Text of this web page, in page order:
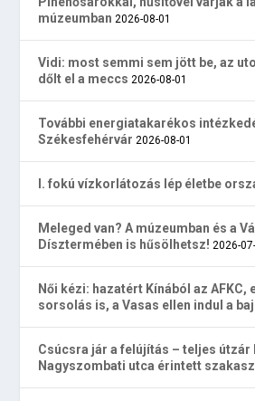
múzeumban 2026-08-01
Vidi: most semmi sem jött be, az
dőlt el a meccs 2026-08-01
További energiatakarékos
Székesfehérvár 2026-08-01
I. fokú vízkorlátozás lép életbe
Meleged van? A múzeumban és a
Dísztermében is hűsölhetsz! 2026-
Női kézi: hazatért Kínából az AFKC,
sorsolás is, a Vasas ellen indul a
Csúcsra jár a felújítás – teljes útzár
Nagyszombati utca érintett